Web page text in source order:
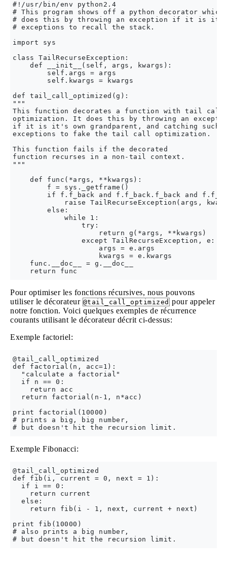
#!/usr/bin/env python2.4
# This program shows off a python decorator
# does this by throwing an exception if it is it's
# exceptions to recall the stack.
import sys
class TailRecurseException:
    def __init__(self, args, kwargs):
        self.args = args
        self.kwargs = kwargs
def tail_call_optimized(g):
"""
This function decorates a function with tail call
optimization. It does this by throwing an
if it is it's own grandparent, and catching such
exceptions to fake the tail call optimization.
This function fails if the decorated
function recurses in a non-tail context.
"""
    def func(*args, **kwargs):
        f = sys._getframe()
if f.f_back and f.f_back.f_back and
raise TailRecurseException(args,
        else:
            while 1:
                try:
                    return g(*args, **kwargs)
                except TailRecurseException, e:
                    args = e.args
                    kwargs = e.kwargs
    func.__doc__ = g.__doc__
Pour optimiser les fonctions récursives, nous pouvons
utiliser le décorateur @tail_call_optimized pour appeler
notre fonction. Voici quelques exemples de récurrence
courants utilisant le décorateur décrit ci-dessus:
Exemple factoriel:
@tail_call_optimized
def factorial(n, acc=1):
  "calculate a factorial"
  if n == 0:
    return acc
  return factorial(n-1, n*acc)
print factorial(10000)
# prints a big, big number,
Exemple Fibonacci:
@tail_call_optimized
def fib(i, current = 0, next = 1):
  if i == 0:
    return current
  else:
    return fib(i - 1, next, current + next)
print fib(10000)
# also prints a big number,